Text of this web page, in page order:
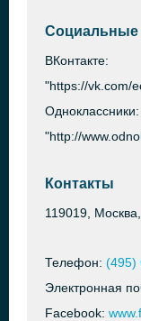
Социальные
ВКонтакте:
"https://vk.com/
Одноклассники:
"http://
Контакты
119019,
Телефон: (495)
Электронная
Facebook: